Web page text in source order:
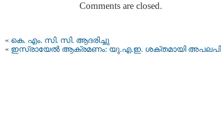
Comments are closed.
« കെ. എം. സി. സി. ആദരിച്ചു
« ഇസ്രായേല്‍ ആക്രമണം: യു.എ.ഇ. ശക്തമായി